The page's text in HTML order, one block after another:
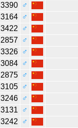
3390
♂
3164
♂
3422
♂
2857
♂
3326
♂
3084
♂
2875
♂
3105
♂
3246
♂
3131
♂
3242
♂